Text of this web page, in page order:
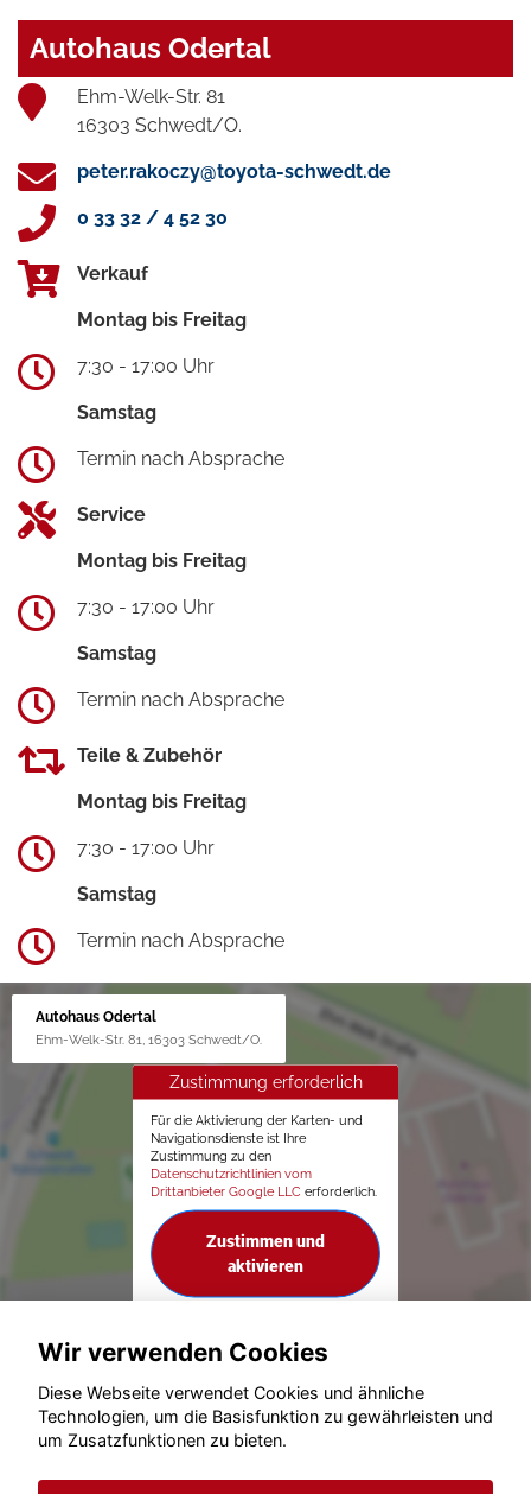
Autohaus Odertal
Ehm-Welk-Str. 81
16303 Schwedt/O.
peter.rakoczy@toyota-schwedt.de
0 33 32 / 4 52 30
Verkauf
Montag bis Freitag
7:30 - 17:00 Uhr
Samstag
Termin nach Absprache
Service
Montag bis Freitag
7:30 - 17:00 Uhr
Samstag
Termin nach Absprache
Teile & Zubehör
Montag bis Freitag
7:30 - 17:00 Uhr
Samstag
Termin nach Absprache
Autohaus Odertal
Ehm-Welk-Str. 81, 16303 Schwedt/O.
Zustimmung erforderlich
Für die Aktivierung der Karten- und
Navigationsdienste ist Ihre
Zustimmung zu den
Datenschutzrichtlinien vom
Drittanbieter Google LLC erforderlich.
Zustimmen und
aktivieren
© konjunkturmotor.de GmbH 2020 - 2026
Wir verwenden Cookies
Diese Webseite verwendet Cookies und ähnliche
Technologien, um die Basisfunktion zu gewährleisten und
um Zusatzfunktionen zu bieten.